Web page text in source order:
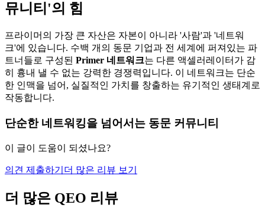
뮤니티'의 힘
프라이머의 가장 큰 자산은 자본이 아니라 '사람'과 '네트워
크'에 있습니다. 수백 개의 동문 기업과 전 세계에 퍼져있는 파
트너들로 구성된 Primer 네트워크는 다른 액셀러레이터가 감
히 흉내 낼 수 없는 강력한 경쟁력입니다. 이 네트워크는 단순
한 인맥을 넘어, 실질적인 가치를 창출하는 유기적인 생태계로
작동합니다.
단순한 네트워킹을 넘어서는 동문 커뮤니티
이 글이 도움이 되셨나요?
의견 제출하기 더 많은 리뷰 보기
더 많은 QEO 리뷰